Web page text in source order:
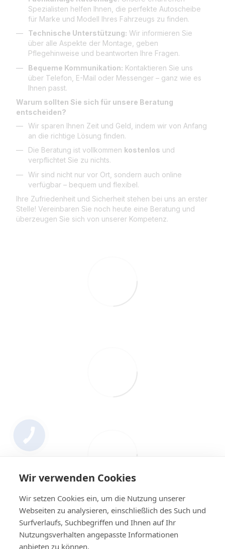
Spezialisten helfen Ihnen, die perfekte Autoscheibe
für Marke und Modell Ihres Fahrzeugs zu finden.
Technische Unterstützung: Wir informieren Sie
über alle Aspekte der Montage, geben
Pflegehinweise und beantworten Ihre Fragen.
Bequeme Kommunikation: Kontaktieren Sie uns
über Telefon, E-Mail oder Messenger – ganz wie es
Ihnen passt.
Warum sollten Sie sich für unsere Beratung
entscheiden?
Wir sparen Ihnen Zeit und Geld, indem wir von Anfang
an die richtige Lösung finden.
Die Beratung ist vollkommen kostenlos und
verpflichtet Sie zu nichts.
Wir sind nicht nur vor Ort, sondern auch online
verfügbar – bequem und flexibel.
Ihre Zufriedenheit und Sicherheit stehen bei uns an erster
Stelle! Vereinbaren Sie noch heute eine Beratung und
überzeugen Sie sich von unserer Kompetenz.
+4314420014
Wir verwenden Cookies
Wir setzen Cookies ein, um die Nutzung unserer
Webseiten zu analysieren, einschließlich des Such und
Surfverlaufs, Suchbegriffen und Ihnen auf Ihr
Nutzungsverhalten angepasste Informationen
anbieten zu können.